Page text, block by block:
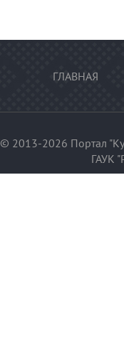
ГЛАВНАЯ
© 2013-2026 Портал
ГАУК